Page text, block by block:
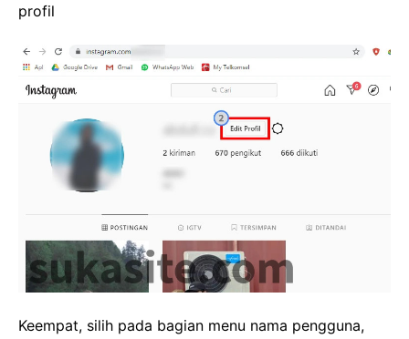
profil
Keempat, silih pada bagian menu nama pengguna,